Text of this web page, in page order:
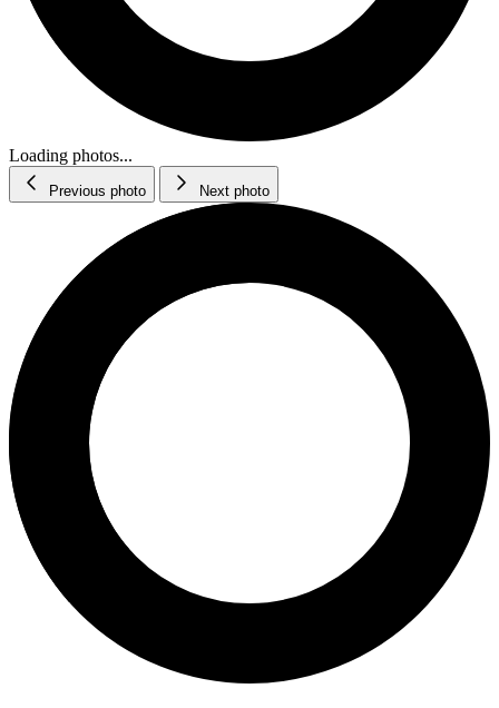
Loading photos...
Previous photo Next photo